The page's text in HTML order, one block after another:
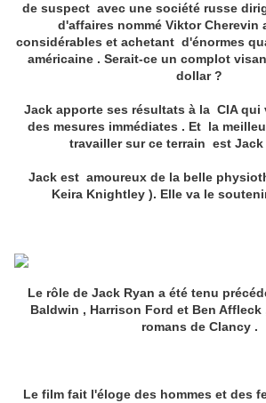
de suspect avec une société russe
d'affaires nommé Viktor Cherevin
considérables et achetant d'énormes
américaine . Serait-ce un complot
dollar ?
Jack apporte ses résultats à la CIA
des mesures immédiates . Et la
travailler sur ce terrain est Jack
Jack est amoureux de la belle
Keira Knightley ). Elle va le
Le rôle de Jack Ryan a été tenu
Baldwin , Harrison Ford et Ben
romans de Clancy .
Le film fait l'éloge des hommes et des